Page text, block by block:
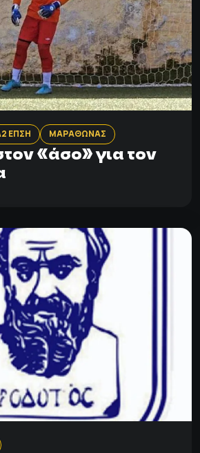
ΕΠΣΗ ΜΑΡΑΘΩΝΑΣ
«άσο» για τον